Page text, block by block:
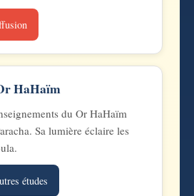
HaHaïm
du Or HaHaïm
Sa lumière éclaire les
études